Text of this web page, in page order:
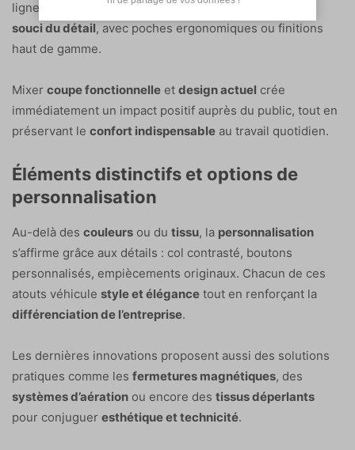
lignes mettent en avant laliberté de mouvement
souci du détail, avec poches ergonomiques ou finitions
haut de gamme.
Mixer coupe fonctionnelle et design actuel crée
immédiatement un impact positif auprès du public, tout en
préservant le confort indispensable au travail quotidien.
Éléments distinctifs et options de
personnalisation
Au-delà des couleurs ou du tissu, la personnalisation
s’affirme grâce aux détails : col contrasté, boutons
personnalisés, empiècements originaux. Chacun de ces
atouts véhicule style et élégance tout en renforçant la
différenciation de l’entreprise.
Les dernières innovations proposent aussi des solutions
pratiques comme les fermetures magnétiques, des
systèmes d’aération ou encore des tissus déperlants
pour conjuguer esthétique et technicité.